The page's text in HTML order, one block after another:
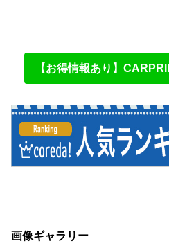
【お得情報あり】
画像ギャラリー